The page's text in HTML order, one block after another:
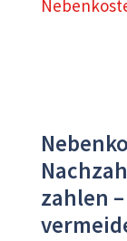
zahlen